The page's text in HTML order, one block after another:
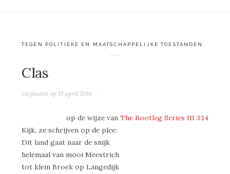
TEGEN POLITIEKE EN MAATSCHAPPELIJKE TOESTANDEN
Clas
Geplaatst op 15 april 2016
op de wijze van The Bootleg Series III 3:14
Kijk, ze schrijven op de plee:
Dit land gaat naar de snijk
helemaal van mooi Meestrich
tot klein Broek op Langedijk